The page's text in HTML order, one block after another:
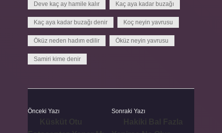
Deve kaç ay hamile kalır Kaç aya kadar buzağı
Kaç aya kadar buzağı denir Koç neyin yavrusu
Öküz neden hadım edilir Öküz neyin yavrusu
Samiri kime denir
Önceki Yazı Sonraki Yazı